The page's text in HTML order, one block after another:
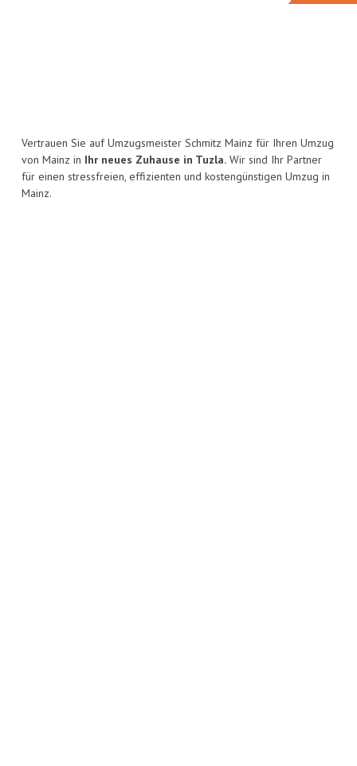
Vertrauen Sie auf Umzugsmeister Schmitz Mainz für Ihren Umzug
von Mainz in Ihr neues Zuhause in Tuzla. Wir sind Ihr Partner
für einen stressfreien, effizienten und kostengünstigen Umzug in
Mainz.